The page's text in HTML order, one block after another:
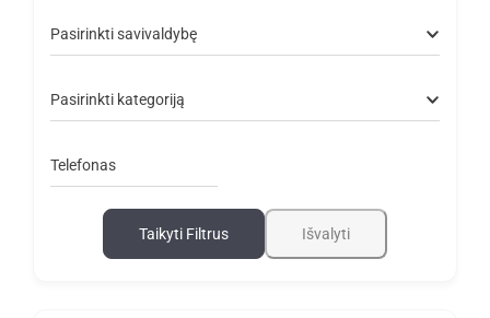
Pasirinkti savivaldybę
Pasirinkti kategoriją
Telefonas
Taikyti Filtrus Išvalyti